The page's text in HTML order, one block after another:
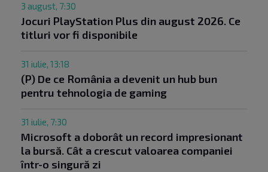
3 august, 7:30
Jocuri PlayStation Plus din august 2026. Ce
titluri vor fi disponibile
31 iulie, 13:18
(P) De ce România a devenit un hub bun
pentru tehnologia de gaming
31 iulie, 7:30
Microsoft a doborât un record impresionant
la bursă. Cât a crescut valoarea companiei
într-o singură zi